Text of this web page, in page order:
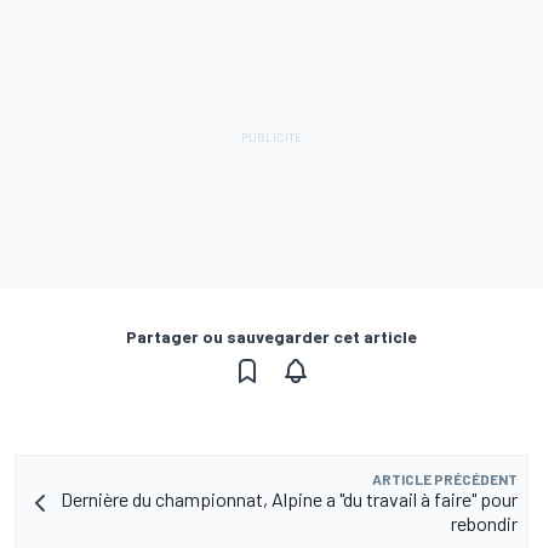
Partager ou sauvegarder cet article
ARTICLE PRÉCÉDENT
Dernière du championnat, Alpine a "du travail à faire" pour
rebondir